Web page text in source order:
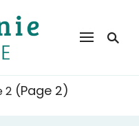
2 (Page 2)